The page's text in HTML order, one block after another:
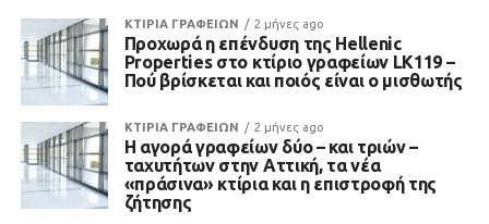
ΚΤΙΡΙΑ ΓΡΑΦΕΙΩΝ 2 μήνες ago
Προχωρά η επένδυση της Hellenic
Properties στο κτίριο γραφείων LK119 –
Πού βρίσκεται και ποιός είναι ο μισθωτής
ΚΤΙΡΙΑ ΓΡΑΦΕΙΩΝ 2 μήνες ago
Η αγορά γραφείων δύο – και τριών –
ταχυτήτων στην Αττική, τα νέα
«πράσινα» κτίρια και η επιστροφή της
ζήτησης